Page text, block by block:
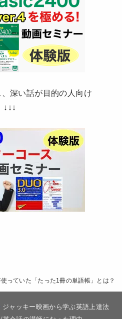
深い話が目的の人向け
↓↓↓
っていた「たった1冊の単語帳」とは？
ジャッキー映画から学ぶ英語上達法